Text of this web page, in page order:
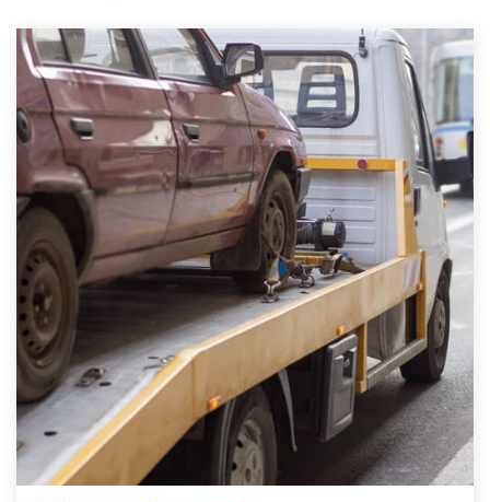
U kunt er ook voor kiezen om direct uw sloopauto te
verkopen en op te laten halen door de Sloopauto
Ophaaldienst van Autosloperijen.nl. Wij kunnen uw
auto gratis ophalen in Middenbeemster
. Neem
telefonisch contact op of maak een terugbelafspraak.
Wilt u direct een tweedehands auto onderdelen
offerte aanvragen? Dat kan via de Onderdelenlijn! Vul
uw kenteken in en druk op verzenden.
Wij kunnen u helpen met de inkoop van auto's van
eigenlijk alle merken, zoals Alfa Romeo, Audi, BMW,
Chevrolet, Citroën, Dacia, Fiat, Ford, Honda, Hyundai,
Kia, Mazda, Mercedes Benz, Mitsubishi, Nissan, Opel,
Peugeot, Porsche, Renault, Seat, Skoda, Suzuki, Tesla,
Toyota, Volkswagen en Volvo.